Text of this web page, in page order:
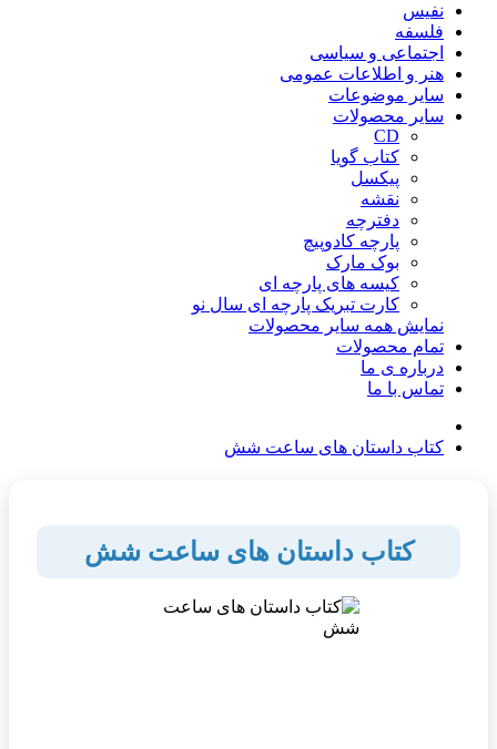
نفیس
فلسفه
اجتماعی و سیاسی
هنر و اطلاعات عمومی
سایر موضوعات
سایر محصولات
CD
کتاب گویا
پیکسل
نقشه
دفترچه
پارچه کادوپیچ
بوک مارک
کیسه های پارچه ای
کارت تبریک پارچه ای سال نو
نمایش همه سایر محصولات
تمام محصولات
درباره ی ما
تماس با ما
کتاب داستان های ساعت شش
کتاب داستان های ساعت شش